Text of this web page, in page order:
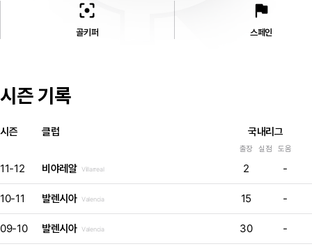
filter_center_focus
골키퍼
flag
스페인
시즌 기록
시즌 클럽 국내리그
출장 실점 도움
11-12 비야레알 Villarreal 2 -
10-11 발렌시아 Valencia 15 -
09-10 발렌시아 Valencia 30 -